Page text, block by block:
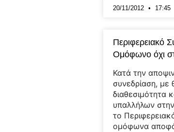
20/11/2012 17:45
Περιφερειακό
Ομόφωνο όχι
Κατά την
συνεδρίαση, με
διαθεσιμότητα
υπαλλήλων
το
ομόφωνα